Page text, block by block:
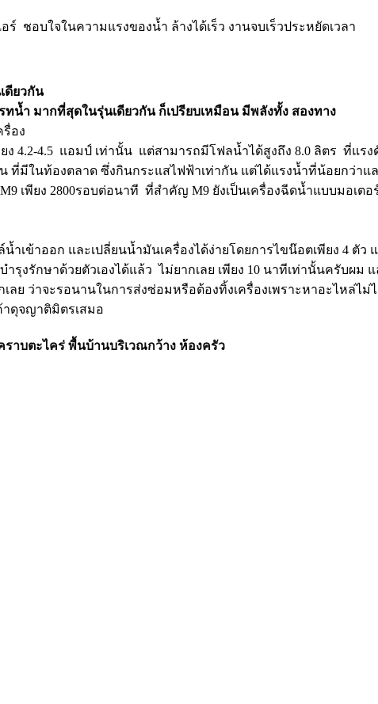
ชอบใจในความแรงของน้ำ ล้างได้เร็ว งานจบเร็วประหยัดเวลา
ดียวกัน
ทน้ำ มากที่สุดในรุ่นเดียวกัน ก็เปรียบเหมือน มีพลังทั้ง สองทาง
อง
ง 4.2-4.5 แอมป์ เท่านั้น แต่สามารถมีโฟลน้ำได้สูงถึง 8.0 ลิตร ที่แร
มีในท้องตลาด ซึ่งกินกระแสไฟฟ้าเท่ากัน แต่ได้แรงน้ำที่น้อยกว่าแ
เพียง 2800รอบต่อนาที ที่สำคัญ M9 ยังเป็นเครื่องฉีดน้ำแบบมอเตอ
เข้าออก และเปลี่ยนน้ำมันเครื่องได้ง่ายโดยการไขน๊อตเพียง 4 ตั
รุงรักษาด้วยตัวเองได้แล้ว ไม่ยากเลย เพียง 10 นาทีเท่านั้นครับผม
ลย ว่าจะรอนานในการส่งซ่อมหรือต้องทิ้งเครื่องเพราะหาอะไหล่
ดุจญาติมิตรเสมอ
ราบตะไคร่ พื้นบ้านบริเวณกว้าง ห้องครัว